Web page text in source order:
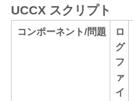
UCCX スクリプト
コンポーネント/問題
ロ
グ
フ
ァ
イ